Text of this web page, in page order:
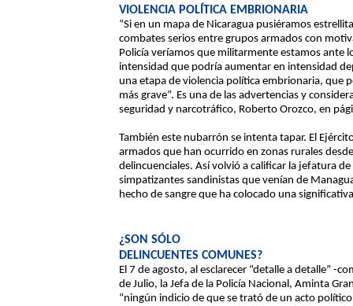
VIOLENCIA POLÍTICA EMBRIONARIA
“Si en un mapa de Nicaragua pusiéramos
combates serios entre grupos armados con
Policía veríamos que militarmente estamos ante
intensidad que podría aumentar en intensidad
una etapa de violencia política embrionaria, que
más grave”. Es una de las advertencias y
seguridad y narcotráfico, Roberto Orozco, en
También este nubarrón se intenta tapar. El
armados que han ocurrido en zonas rurales
delincuenciales. Así volvió a calificar la jefatura
simpatizantes sandinistas que venían de
hecho de sangre que ha colocado una
¿SON SÓLO
DELINCUENTES COMUNES?
El 7 de agosto, al esclarecer “detalle a detalle” -
de Julio, la Jefa de la Policía Nacional, Aminta
“ningún indicio de que se trató de un acto